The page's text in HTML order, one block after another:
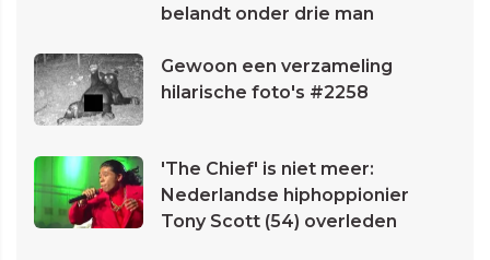
belandt onder drie man
Gewoon een verzameling
hilarische foto's #2258
'The Chief' is niet meer:
Nederlandse hiphoppionier
Tony Scott (54) overleden